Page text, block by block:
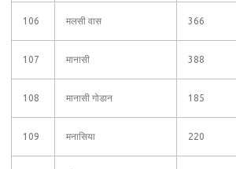
106 मलसी वास 366
107 मानासी 388
108 मानासी गोडान 185
109 मनासिया 220